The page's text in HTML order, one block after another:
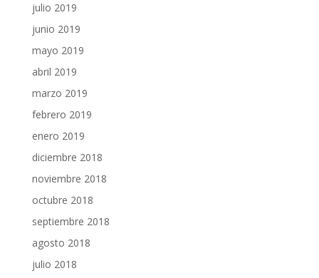
julio 2019
junio 2019
mayo 2019
abril 2019
marzo 2019
febrero 2019
enero 2019
diciembre 2018
noviembre 2018
octubre 2018
septiembre 2018
agosto 2018
julio 2018